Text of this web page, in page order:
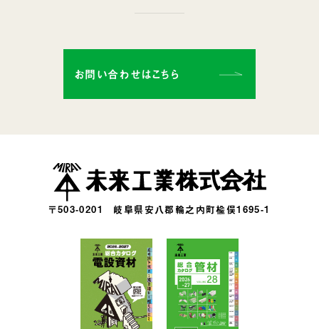
お問い合わせはこちら
〒503-0201 岐阜県安八郡輪之内町楡俣1695-1